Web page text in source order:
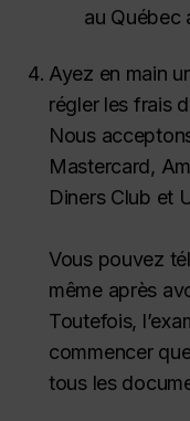
au Québec
Ayez en main
régler les frais
Nous
Mastercard,
Diners Club et
Vous pouvez
même après
Toutefois,
commencer
tous les